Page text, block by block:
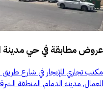
عروض مطابقة فيحي مدينة
مكتب تجاري للإيجار في شارع
العمال, مدينة الدمام, المنطقة